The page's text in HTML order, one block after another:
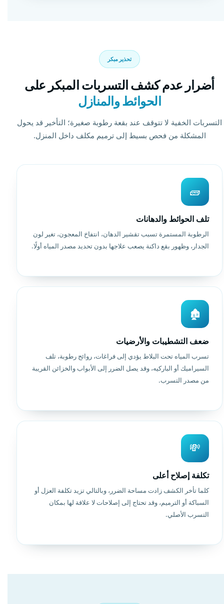
تحذير مبكر
أضرار عدم كشف التسربات المبكر على
الحوائط والمنازل
التسربات الخفية لا تتوقف عند بقعة رطوبة صغيرة؛ التأخير قد يحول
المشكلة من فحص بسيط إلى ترميم مكلف داخل المنزل.
🧱
تلف الحوائط والدهانات
الرطوبة المستمرة تسبب تقشير الدهان، انتفاخ المعجون، تغير لون
الجدار، وظهور بقع داكنة يصعب علاجها بدون تحديد مصدر المياه أولًا.
🏚️
ضعف التشطيبات والأرضيات
تسرب المياه تحت البلاط يؤدي إلى فراغات، روائح رطوبة، تلف
السيراميك أو الباركيه، وقد يصل الضرر إلى الأبواب والخزائن القريبة
من مصدر التسرب.
💸
تكلفة إصلاح أعلى
كلما تأخر الكشف زادت مساحة الضرر، وبالتالي تزيد تكلفة العزل أو
السباكة أو الترميم، وقد تحتاج إلى إصلاحات لا علاقة لها بمكان
التسرب الأصلي.